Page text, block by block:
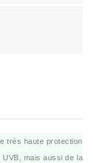
très haute protection
mais aussi de la